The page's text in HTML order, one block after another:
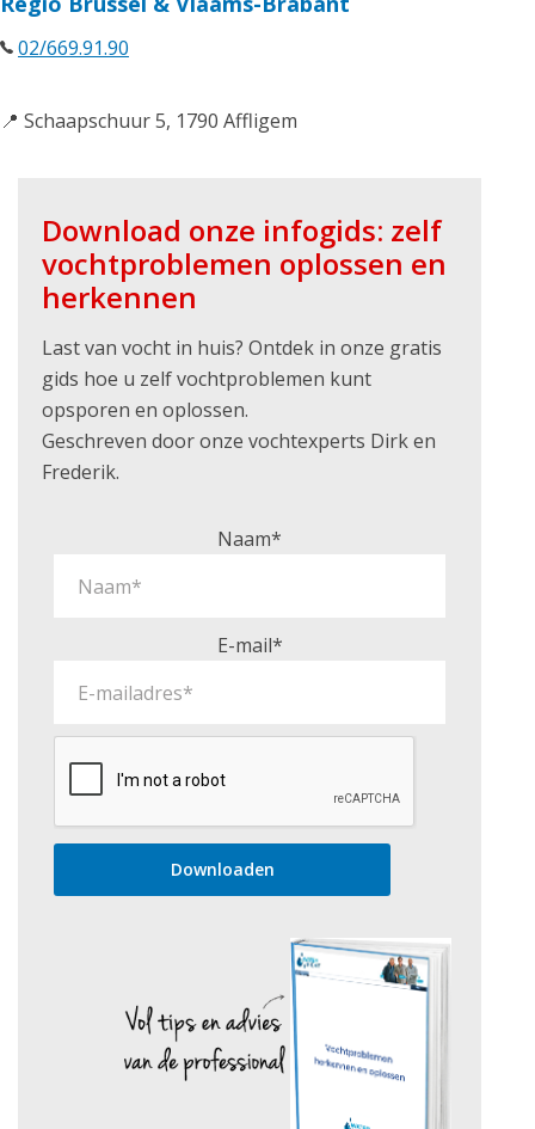
02/669.91.90
📍 Schaapschuur 5, 1790 Affligem
Download onze infogids: zelf
vochtproblemen oplossen en
herkennen
Last van vocht in huis? Ontdek in onze gratis
gids hoe u zelf vochtproblemen kunt
opsporen en oplossen.
Geschreven door onze vochtexperts Dirk en
Frederik.
Naam*
E-mail*